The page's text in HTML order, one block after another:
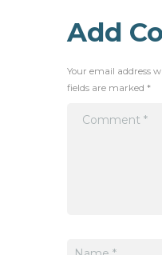
Add
Your email address
fields are marked *